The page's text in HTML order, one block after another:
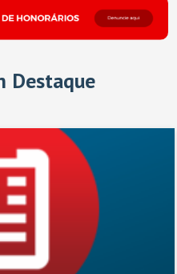
Destaque